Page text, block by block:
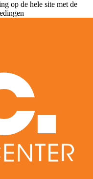
op de hele site met de